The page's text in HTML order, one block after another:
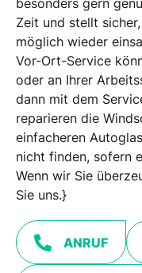
Zeit und stellt
möglich wieder
Vor-Ort-Service
oder an Ihrer
dann mit dem
reparieren die
einfacheren
nicht finden, sofern
Wenn wir Sie
Sie uns.}
ANRUF